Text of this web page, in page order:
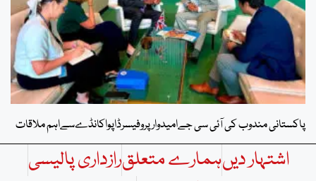
پاکستانی مندوب کی آئی سی جےامیدوار پروفیسرڈاپواکانڈےسےاہم ملاقات
اشتہار دیںہمارے متعلقرازداری پالیسی